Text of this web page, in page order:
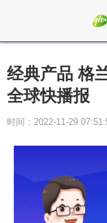
经典产品 格
全球快播报
时间：2022-11-29